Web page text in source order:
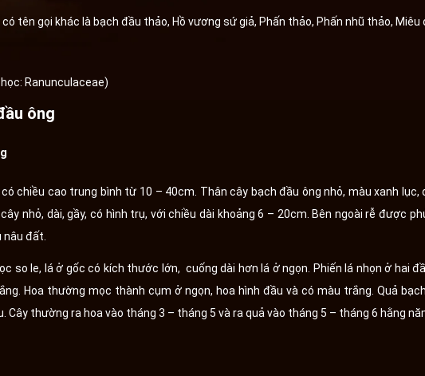
tên gọi khác là bạch đầu thảo, Hồ vương sứ giả, Phấn thảo, Phấn nhũ thảo, Miêu
Ranunculaceae)
ông
chiều cao trung bình từ 10 – 40cm. Thân cây bạch đầu ông nhỏ, màu xanh lục,
nhỏ, dài, gầy, có hình trụ, với chiều dài khoảng 6 – 20cm. Bên ngoài rễ được
nâu đất.
so le, lá ở gốc có kích thước lớn, cuống dài hơn lá ở ngọn. Phiến lá nhọn ở hai
Hoa thường mọc thành cụm ở ngọn, hoa hình đầu và có màu trắng. Quả
Cây thường ra hoa vào tháng 3 – tháng 5 và ra quả vào tháng 5 – tháng 6 hằng